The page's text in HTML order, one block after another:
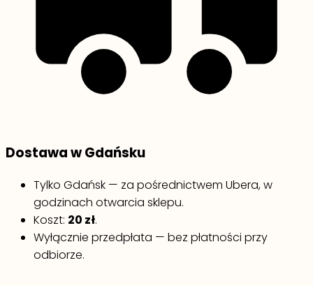
Dostawa w Gdańsku
Tylko Gdańsk — za pośrednictwem Ubera, w
godzinach otwarcia sklepu.
Koszt: 20 zł.
Wyłącznie przedpłata — bez płatności przy
odbiorze.